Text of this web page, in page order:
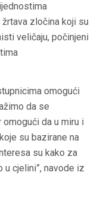
zločina koji su
veličaju, počinjeni
omogući
da se
da u miru i
su bazirane na
su kako za
u cjelini”, navode iz